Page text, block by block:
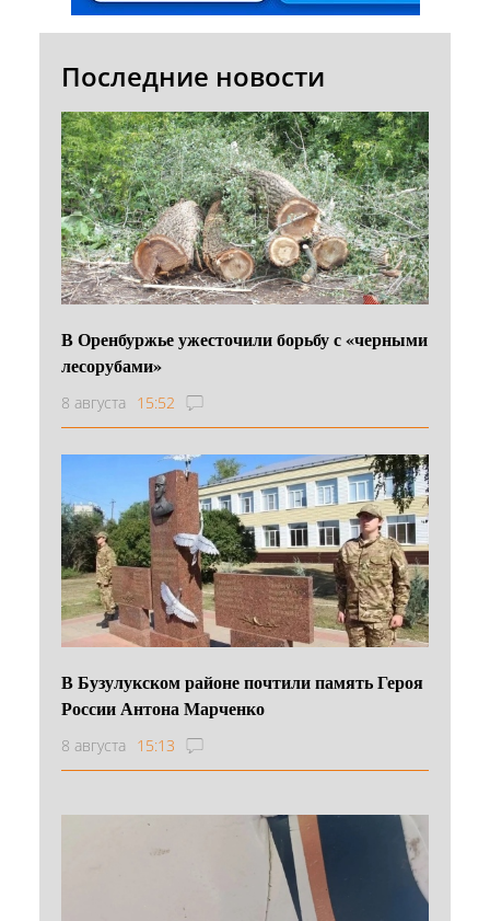
Последние новости
В Оренбуржье ужесточили борьбу с «черными
лесорубами»
8 августа 15:52
В Бузулукском районе почтили память Героя
России Антона Марченко
8 августа 15:13